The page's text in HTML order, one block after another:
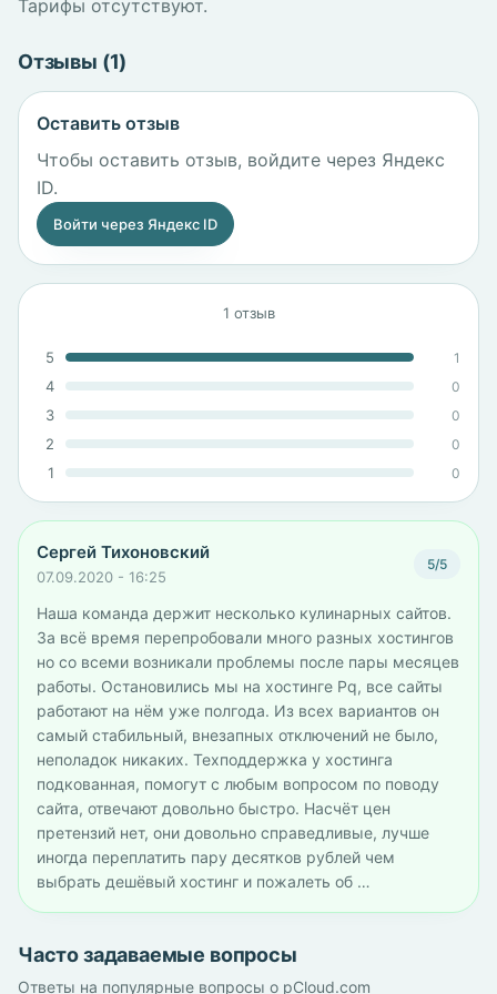
Тарифы отсутствуют.
Отзывы (1)
Оставить отзыв
Чтобы оставить отзыв, войдите через Яндекс
ID.
Войти через Яндекс ID
1 отзыв
5 1
4 0
3 0
2 0
1 0
Сергей Тихоновский
07.09.2020 - 16:25
5/5
Наша команда держит несколько кулинарных сайтов.
За всё время перепробовали много разных хостингов
но со всеми возникали проблемы после пары месяцев
работы. Остановились мы на хостинге Pq, все сайты
работают на нём уже полгода. Из всех вариантов он
самый стабильный, внезапных отключений не было,
неполадок никаких. Техподдержка у хостинга
подкованная, помогут с любым вопросом по поводу
сайта, отвечают довольно быстро. Насчёт цен
претензий нет, они довольно справедливые, лучше
иногда переплатить пару десятков рублей чем
выбрать дешёвый хостинг и пожалеть об …
Часто задаваемые вопросы
Ответы на популярные вопросы о pCloud.com